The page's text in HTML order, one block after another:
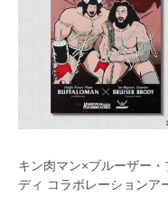
キン肉マン×ブルーザー・
ディ コラボレーションア